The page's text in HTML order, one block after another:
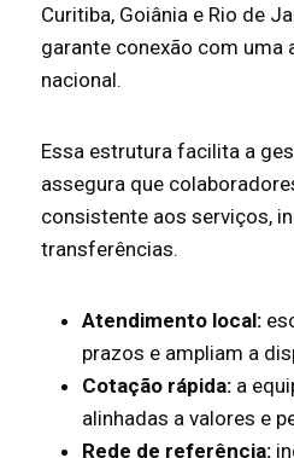
Curitiba, Goiânia e Rio de
garante conexão com uma
nacional.
Essa estrutura facilita a
assegura que
consistente aos serviços,
transferências.
Atendimento local:
prazos e ampliam a
Cotação rápida: a
alinhadas a valores e
Rede de referência: